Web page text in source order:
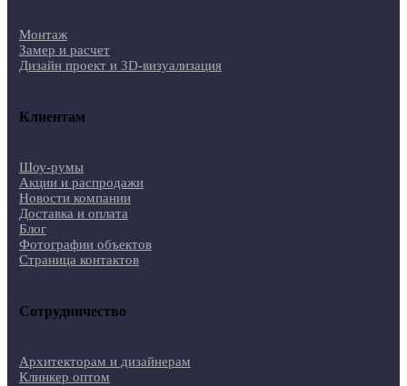
Монтаж
Замер и расчет
Дизайн проект и 3D-визуализация
Клиентам
Шоу-румы
Акции и распродажи
Новости компании
Доставка и оплата
Блог
Фотографии объектов
Страница контактов
Сотрудничество
Архитекторам и дизайнерам
Клинкер оптом